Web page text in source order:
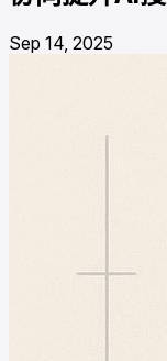
Sep 14, 2025